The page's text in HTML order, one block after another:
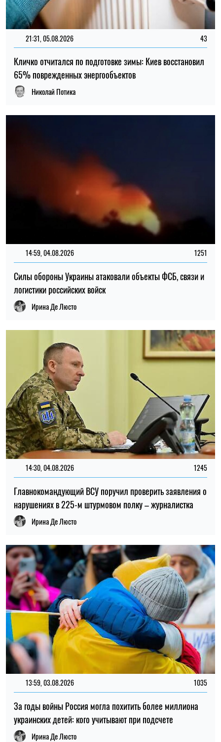
21:31, 05.08.2026 43
Кличко отчитался по подготовке зимы: Киев восстановил
65% поврежденных энергообъектов
Николай Потика
14:59, 04.08.2026 1251
Силы обороны Украины атаковали объекты ФСБ, связи и
логистики российских войск
Ирина Де Люсто
14:30, 04.08.2026 1245
Главнокомандующий ВСУ поручил проверить заявления о
нарушениях в 225-м штурмовом полку – журналистка
Ирина Де Люсто
13:59, 03.08.2026 1035
За годы войны Россия могла похитить более миллиона
украинских детей: кого учитывают при подсчете
Ирина Де Люсто